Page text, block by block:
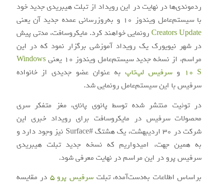
ردموندی‌ها در نهایت در این رویداد از تبلت هیبریدی جدید خود
با سیستم‌عامل ویندوز ۱۰ و به‌روزرسانی عمده جدید آن یعنی
Creators Updateرونمایی خواهند کرد. مایکروسافت، مدتی پیش
در شهر نیویورک یک رویداد آموزشی برگزار نمود که در این
مراسم، از نسخه جدید سیستم‌عامل ویندوز ۱۰ یعنی
Windows
10 S وسرفیس لپ‌تاپ به عنوان عضو جدیدی از خانواده
سرفیس با این سیستم‌عامل رونمایی شد.
در توئیت منتشر شده توسط پانوی پانای، مغز متفکر سری
محصولات سرفیس در مایکروسافت برای رویداد خبری این
شرکت در ۳۰ اردیبهشت، یک هشتگ #Surface نیز وجود دارد و
به همین جهت، امیدواریم که نسخه جدید تبلت هیبریدی
سرفیس پرو در این مراسم در نهایت معرفی شود.
براساس اطلاعات به‌دست‌آمده، تبلت سرفیس پرو ۵
در مقایسه